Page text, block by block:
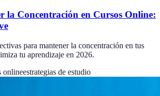
la Concentración en Cursos Online:
para mantener la concentración en tus
tu aprendizaje en 2026.
onlineestrategias de estudio